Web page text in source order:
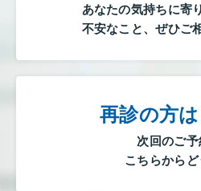
あなたの気持ちに寄
不安なこと、ぜひご
再診の方
次回のご
こちらからど